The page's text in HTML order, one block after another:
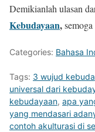
Demikianlah ulasan
Kebudayaan,
Categories: Bahasa
Tags: 3 wujud
universal dari
kebudayaan, apa
yang mendasari
contoh akulturasi di